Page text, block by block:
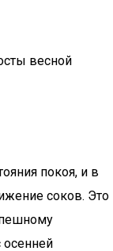
весной
покоя, и в
соков. Это